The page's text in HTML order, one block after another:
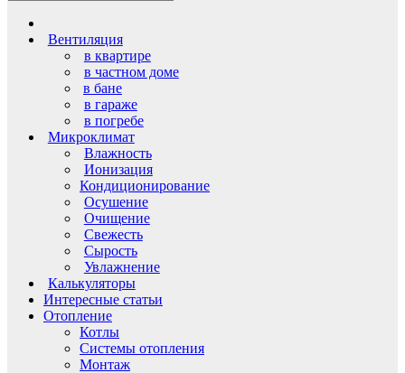
Вентиляция
в квартире
в частном доме
в бане
в гараже
в погребе
Микроклимат
Влажность
Ионизация
Кондиционирование
Осушение
Очищение
Свежесть
Сырость
Увлажнение
Калькуляторы
Интересные статьи
Отопление
Котлы
Системы отопления
Монтаж